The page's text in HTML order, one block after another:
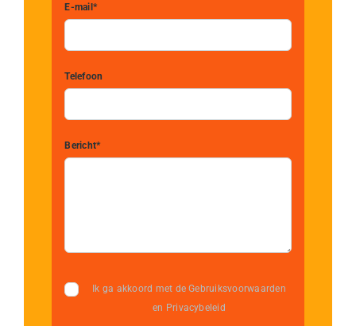
E-mail*
Telefoon
Bericht*
Ik ga akkoord met de Gebruiksvoorwaarden
en Privacybeleid